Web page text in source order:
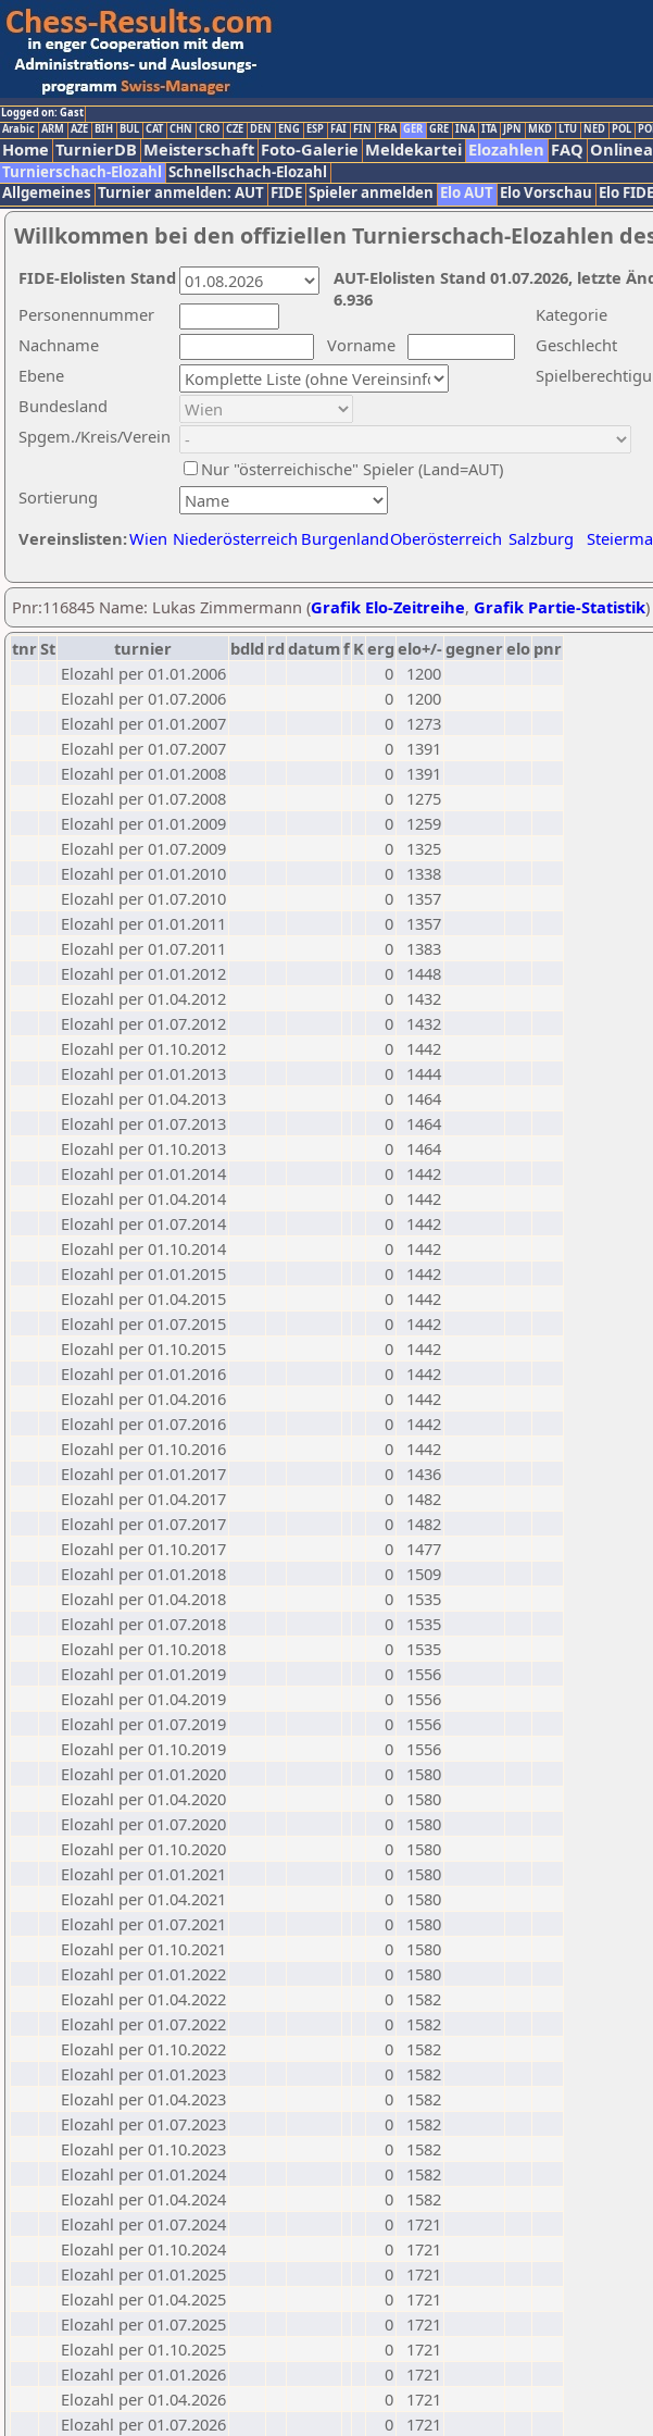
Logged on: Gast
Arabic ARM AZE BIH BUL CAT CHN CRO CZE DEN ENG ESP FAI FIN FRA GER GRE INA ITA JPN MKD LTU NED POL
Home TurnierDB Meisterschaft Foto-Galerie Meldekartei Elozahlen FAQ
Turnierschach-Elozahl Schnellschach-Elozahl
Allgemeines Turnier anmelden: AUT FIDE Spieler anmelden Elo AUT Elo Vorschau Elo FIDE
Willkommen bei den offiziellen Turnierschach-Elozahlen
Nachname
Vorname
Ebene
Kategorie
Sortierung
Personennummer
Bundesland
Spgem./Kreis/Verein
Geschlecht
Nur "österreichische" Spieler (Land=AUT)
Vereinslisten:Wien Niederösterreich BurgenlandOberösterreich Salzburg
AUT-Elolisten Stand 01.07.2026, letzte
6.936
FIDE-Elolisten Stand
Pnr:116845 Name: Lukas Zimmermann (Grafik Elo-Zeitreihe, Grafik Partie-Statistik)
tnrSt turnier bdld rd datumf Kerg elo+/-gegnerelo pnr
Elozahl per 01.01.2006
0
1200
Elozahl per 01.07.2006
0
1200
Elozahl per 01.01.2007
0
1273
Elozahl per 01.07.2007
0
1391
Elozahl per 01.01.2008
0
1391
Elozahl per 01.07.2008
0
1275
Elozahl per 01.01.2009
0
1259
Elozahl per 01.07.2009
0
1325
Elozahl per 01.01.2010
0
1338
Elozahl per 01.07.2010
0
1357
Elozahl per 01.01.2011
0
1357
Elozahl per 01.07.2011
0
1383
Elozahl per 01.01.2012
0
1448
Elozahl per 01.04.2012
0
1432
Elozahl per 01.07.2012
0
1432
Elozahl per 01.10.2012
0
1442
Elozahl per 01.01.2013
0
1444
Elozahl per 01.04.2013
0
1464
Elozahl per 01.07.2013
0
1464
Elozahl per 01.10.2013
0
1464
Elozahl per 01.01.2014
0
1442
Elozahl per 01.04.2014
0
1442
Elozahl per 01.07.2014
0
1442
Elozahl per 01.10.2014
0
1442
Elozahl per 01.01.2015
0
1442
Elozahl per 01.04.2015
0
1442
Elozahl per 01.07.2015
0
1442
Elozahl per 01.10.2015
0
1442
Elozahl per 01.01.2016
0
1442
Elozahl per 01.04.2016
0
1442
Elozahl per 01.07.2016
0
1442
Elozahl per 01.10.2016
0
1442
Elozahl per 01.01.2017
0
1436
Elozahl per 01.04.2017
0
1482
Elozahl per 01.07.2017
0
1482
Elozahl per 01.10.2017
0
1477
Elozahl per 01.01.2018
0
1509
Elozahl per 01.04.2018
0
1535
Elozahl per 01.07.2018
0
1535
Elozahl per 01.10.2018
0
1535
Elozahl per 01.01.2019
0
1556
Elozahl per 01.04.2019
0
1556
Elozahl per 01.07.2019
0
1556
Elozahl per 01.10.2019
0
1556
Elozahl per 01.01.2020
0
1580
Elozahl per 01.04.2020
0
1580
Elozahl per 01.07.2020
0
1580
Elozahl per 01.10.2020
0
1580
Elozahl per 01.01.2021
0
1580
Elozahl per 01.04.2021
0
1580
Elozahl per 01.07.2021
0
1580
Elozahl per 01.10.2021
0
1580
Elozahl per 01.01.2022
0
1580
Elozahl per 01.04.2022
0
1582
Elozahl per 01.07.2022
0
1582
Elozahl per 01.10.2022
0
1582
Elozahl per 01.01.2023
0
1582
Elozahl per 01.04.2023
0
1582
Elozahl per 01.07.2023
0
1582
Elozahl per 01.10.2023
0
1582
Elozahl per 01.01.2024
0
1582
Elozahl per 01.04.2024
0
1582
Elozahl per 01.07.2024
0
1721
Elozahl per 01.10.2024
0
1721
Elozahl per 01.01.2025
0
1721
Elozahl per 01.04.2025
0
1721
Elozahl per 01.07.2025
0
1721
Elozahl per 01.10.2025
0
1721
Elozahl per 01.01.2026
0
1721
Elozahl per 01.04.2026
0
1721
Elozahl per 01.07.2026
0 1721